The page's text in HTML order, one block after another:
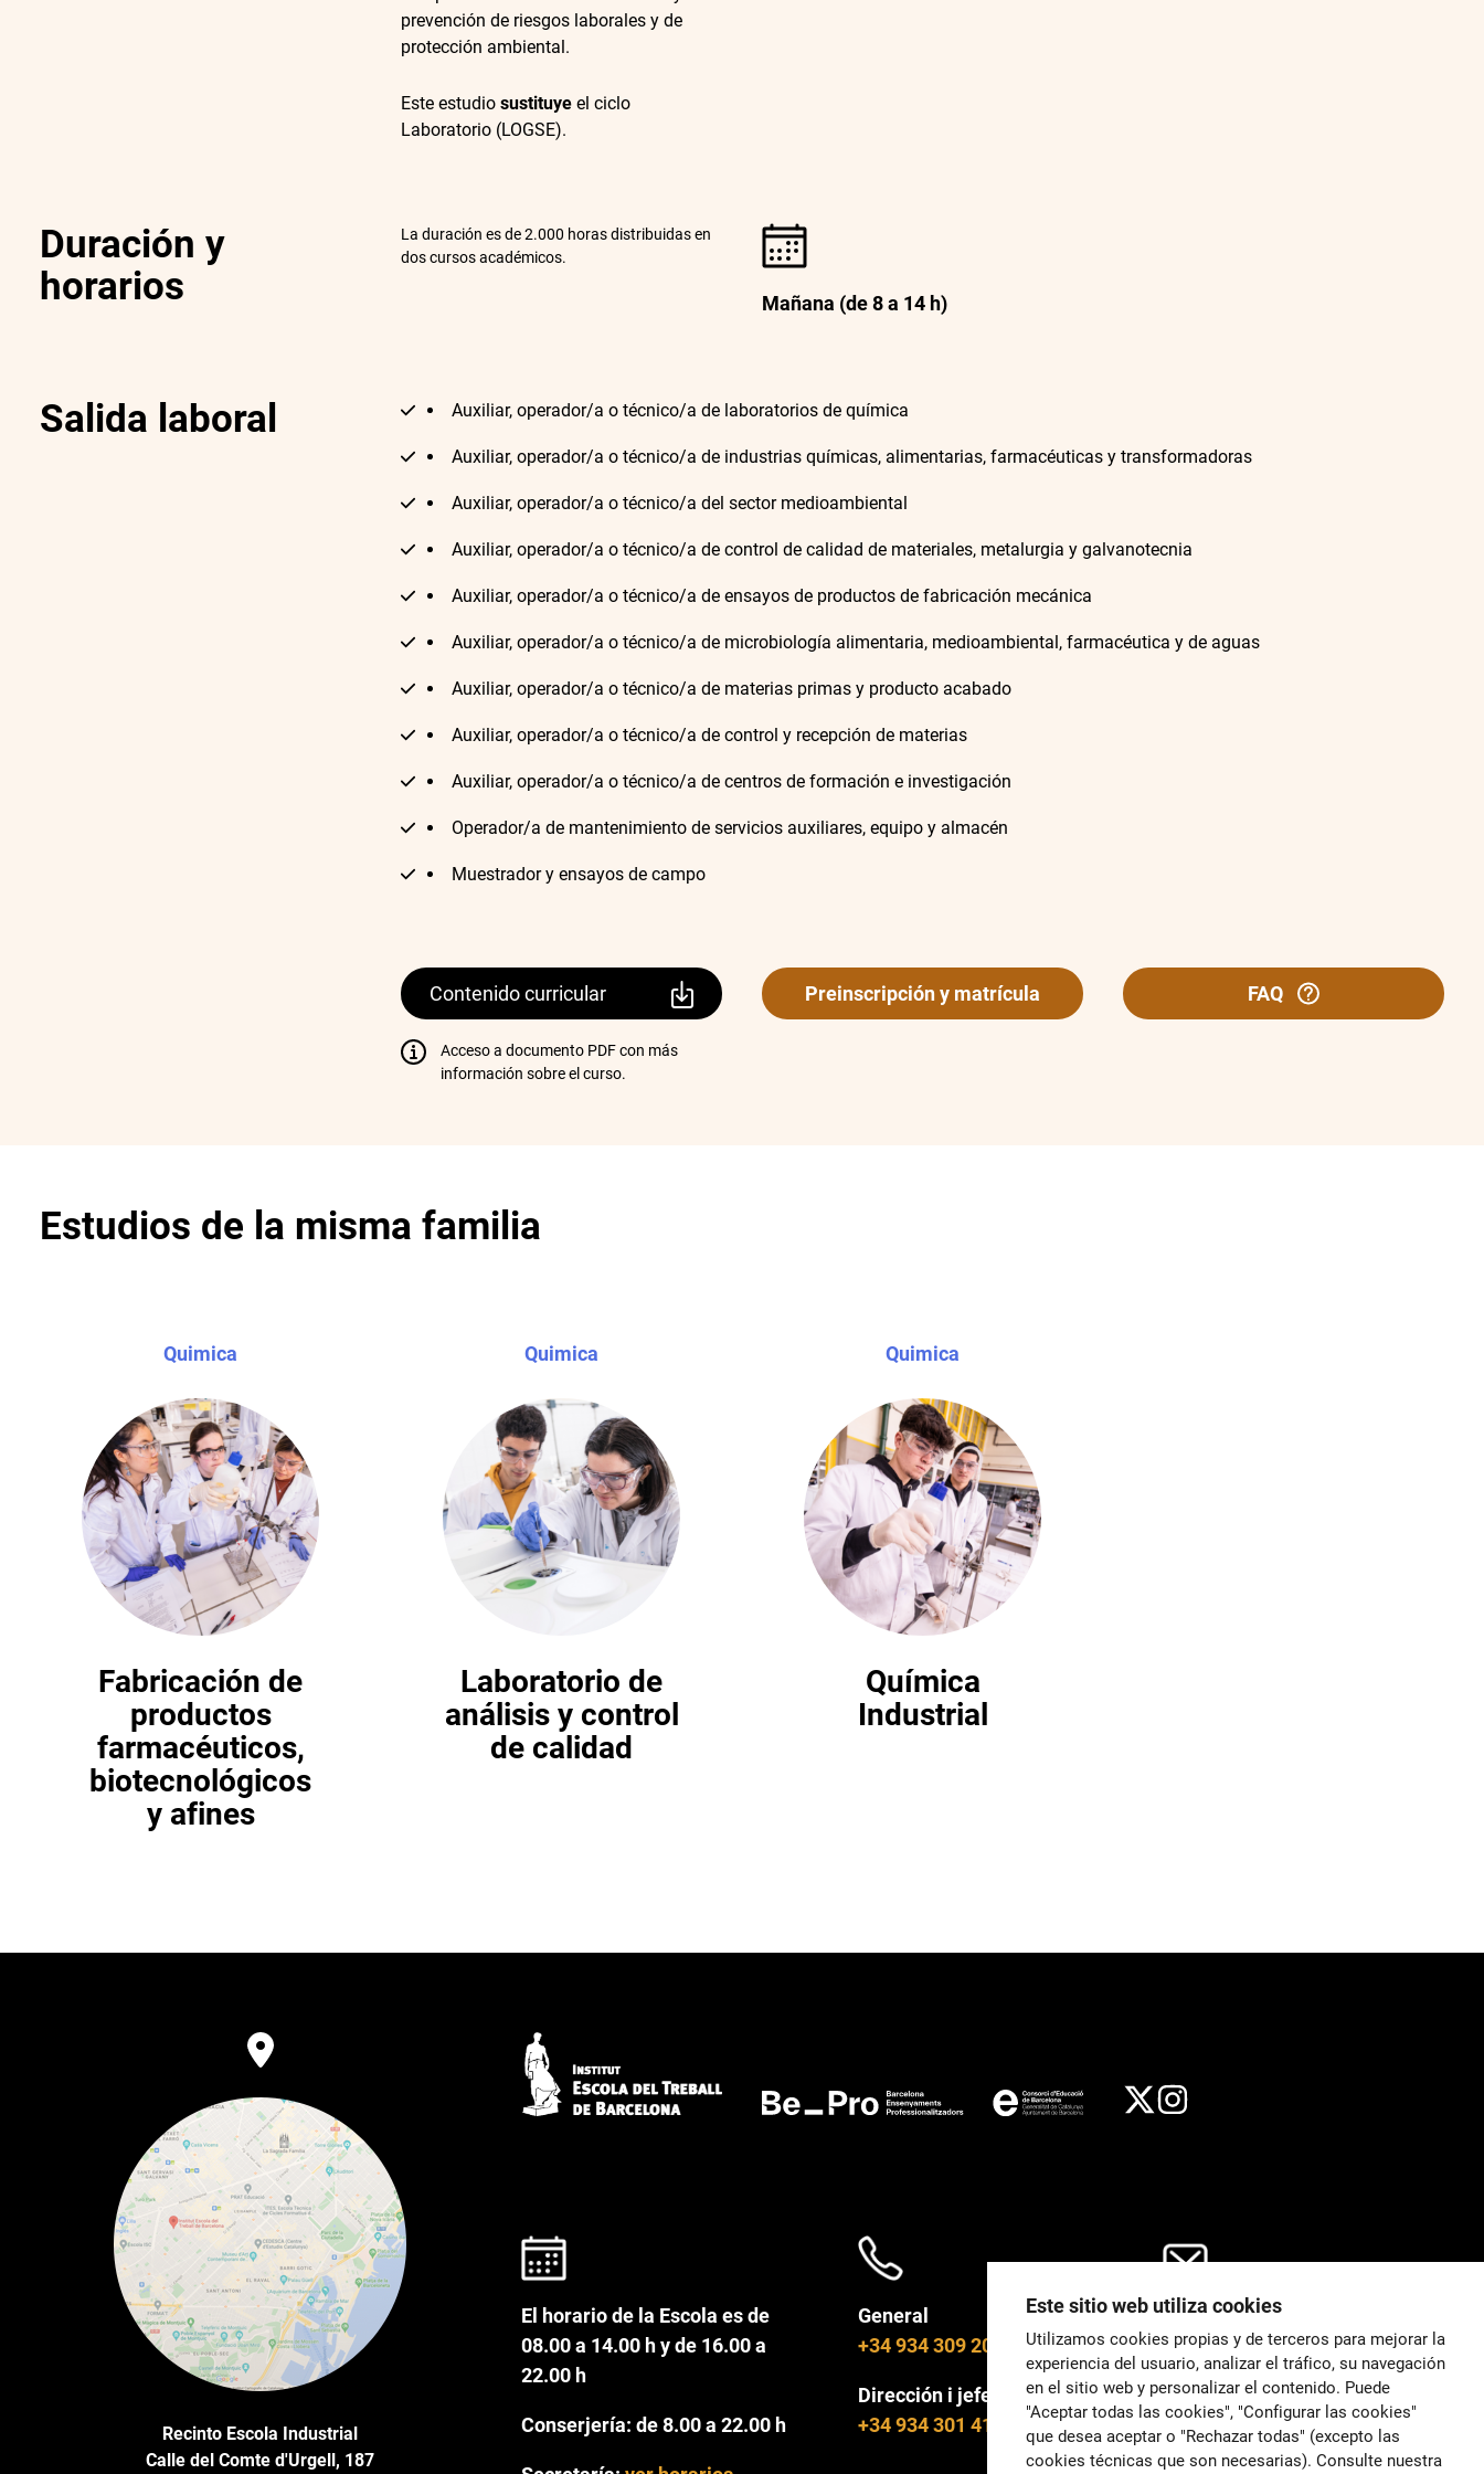
prevención de riesgos laborales y de
protección ambiental.
Este estudio sustituye el ciclo
Laboratorio (LOGSE).
Duración y
horarios
La duración es de 2.000 horas distribuidas en
dos cursos académicos.
Mañana (de 8 a 14 h)
Salida laboral Auxiliar, operador/a o técnico/a de laboratorios de química
Auxiliar, operador/a o técnico/a de industrias químicas, alimentarias, farmacéuticas y transformadoras
Auxiliar, operador/a o técnico/a del sector medioambiental
Auxiliar, operador/a o técnico/a de control de calidad de materiales, metalurgia y galvanotecnia
Auxiliar, operador/a o técnico/a de ensayos de productos de fabricación mecánica
Auxiliar, operador/a o técnico/a de microbiología alimentaria, medioambiental, farmacéutica y de aguas
Auxiliar, operador/a o técnico/a de materias primas y producto acabado
Auxiliar, operador/a o técnico/a de control y recepción de materias
Auxiliar, operador/a o técnico/a de centros de formación e investigación
Operador/a de mantenimiento de servicios auxiliares, equipo y almacén
Muestrador y ensayos de campo
Contenido curricular
Acceso a documento PDF con más
información sobre el curso.
Preinscripción y matrícula FAQ
Estudios de la misma familia
Fabricación de
productos
farmacéuticos,
biotecnológicos
y afines
Quimica
Laboratorio de
análisis y control
de calidad
Quimica
Química
Industrial
Quimica
Recinto Escola Industrial
Calle del Comte d'Urgell, 187
El horario de la Escola es de
08.00 a 14.00 h y de 16.00 a
22.00 h
Conserjería: de 8.00 a 22.00 h
General
+34 934 309 200
Dirección i jefes de estudio
+34 934 301 415
General
correu@escoladeltreball.org
Información
informacio@escoladeltreball.o
rg
Este sitio web utiliza cookies
Utilizamos cookies propias y de terceros para mejorar la
experiencia del usuario, analizar el tráfico, su navegación
en el sitio web y personalizar el contenido. Puede
"Aceptar todas las cookies", "Configurar las cookies"
que desea aceptar o "Rechazar todas" (excepto las
cookies técnicas que son necesarias). Consulte nuestra